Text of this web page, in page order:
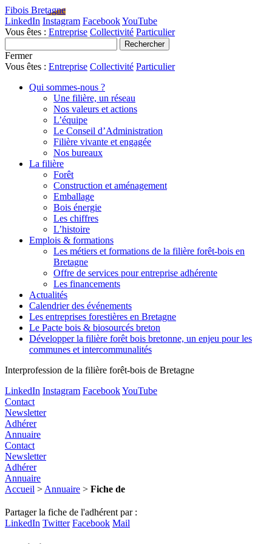
Fibois Bretagne
LinkedIn Instagram FacebookYouTube
Vous êtes : Entreprise Collectivité Particulier
Fermer
Vous êtes : Entreprise Collectivité Particulier
Qui sommes-nous ?
Une filière, un réseau
Nos valeurs et actions
L’équipe
Le Conseil d’Administration
Filière vivante et engagée
Nos bureaux
La filière
Forêt
Construction et aménagement
Emballage
Bois énergie
Les chiffres
L’histoire
Emplois & formations
Les métiers et formations de la filière forêt-bois en
Bretagne
Offre de services pour entreprise adhérente
Les financements
Actualités
Calendrier des événements
Les entreprises forestières en Bretagne
Le Pacte bois & biosourcés breton
Développer la filière forêt bois bretonne, un enjeu pour les
communes et intercommunalités
Interprofession de la filière forêt-bois de Bretagne
LinkedIn Instagram FacebookYouTube
Contact
Newsletter
Adhérer
Annuaire
Contact
Newsletter
Adhérer
Annuaire
Accueil > Annuaire > Fiche de
Partager la fiche de l'adhérent par :
LinkedIn Twitter Facebook Mail